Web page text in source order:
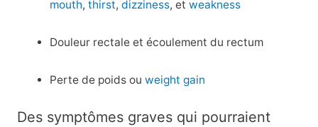
mouth,thirst,dizziness, etweakness
Douleur rectale et écoulement du rectum
Perte de poids ouweight gain
Des symptômes graves qui pourraient